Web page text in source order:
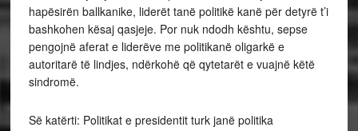
hapësirën ballkanike, liderët tanë politikë kanë për detyrë t’i
bashkohen kësaj qasjeje. Por nuk ndodh kështu, sepse
pengojnë aferat e liderëve me politikanë oligarkë e
autoritarë të lindjes, ndërkohë që qytetarët e vuajnë këtë
sindromë.
Së katërti: Politikat e presidentit turk janë politika